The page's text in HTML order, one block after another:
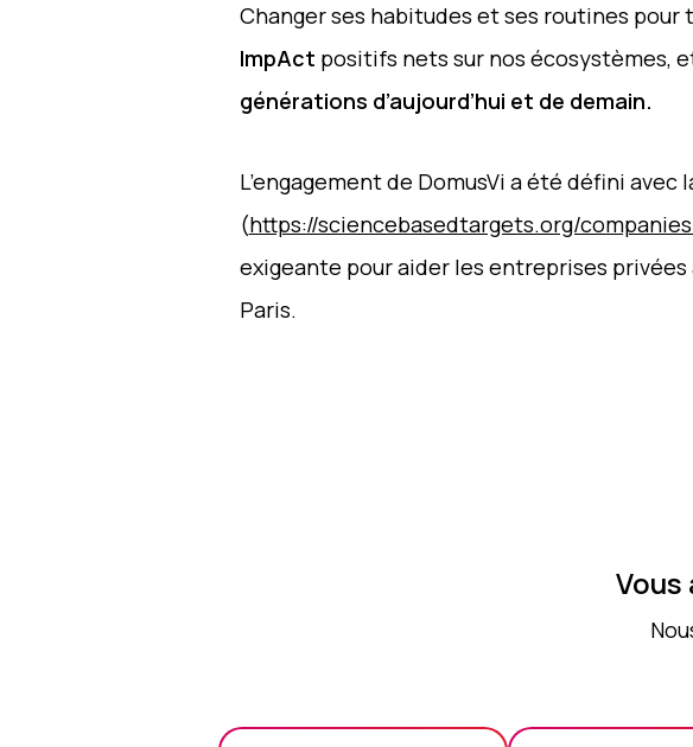
Changer ses habitudes et ses routines
ImpAct positifs nets sur nos écosystèmes,
générations d’aujourd’hui et de demain.
L’engagement de DomusVi a été défini avec
(https://sciencebasedtargets.org/
exigeante pour aider les entreprises
Paris.